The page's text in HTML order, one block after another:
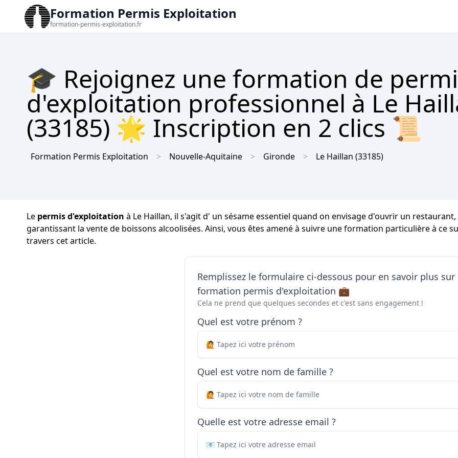
Formation Permis Exploitation
formation-permis-exploitation.fr
🎓 Rejoignez une formation de
d'exploitation professionnel à Le
(33185) 🌟 Inscription en 2 clics 📜
Formation Permis Exploitation Nouvelle-Aquitaine Gironde Le Haillan (33185)
Le permis d'exploitation à Le Haillan, il s'agit d' un sésame essentiel quand on envisage d'ouvrir un
garantissant la vente de boissons alcoolisées. Ainsi, vous êtes amené à suivre une formation particulière à ce
travers cet article.
Remplissez le formulaire ci-dessous pour en savoir plus sur
formation permis d'exploitation 💼
Cela ne prend que quelques secondes et c'est sans engagement !
Quel est votre prénom ?
Quel est votre nom de famille ?
Quelle est votre adresse email ?